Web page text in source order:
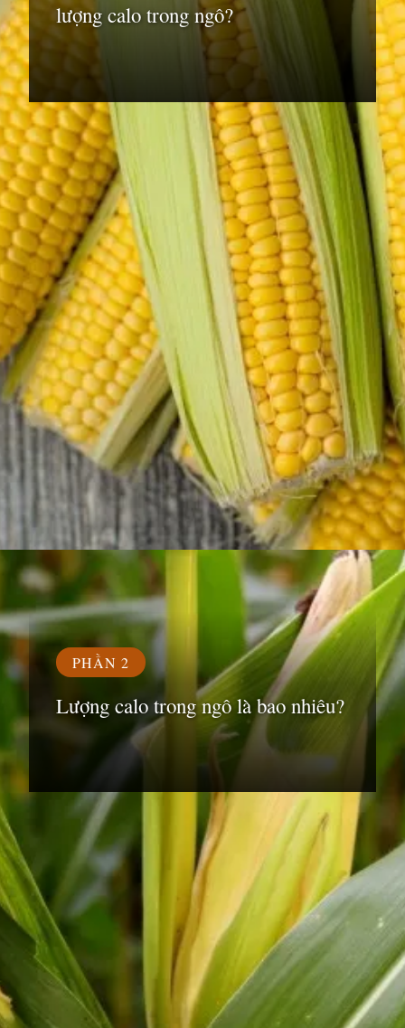
lượng calo trong ngô?
Đang mở https://susach.edu.vn/ngo-bao-nhieu-calo
PHẦN 2
Lượng calo trong ngô là bao nhiêu?